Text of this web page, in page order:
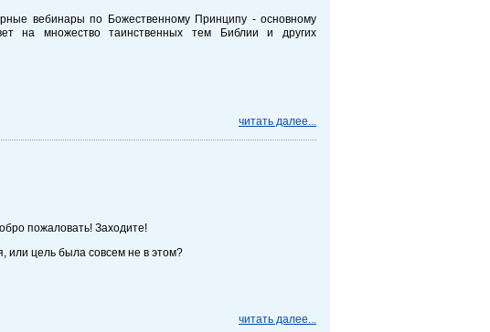
вебинары по Божественному Принципу - основному
на множество таинственных тем Библии и других
читать далее...
пожаловать! Заходите!
или цель была совсем не в этом?
читать далее...